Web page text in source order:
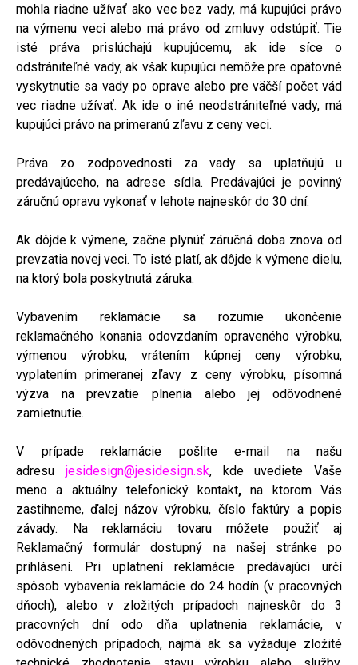
mohla riadne užívať ako vec bez vady, má kupujúci právo
na výmenu veci alebo má právo od zmluvy odstúpiť. Tie
isté práva prislúchajú kupujúcemu, ak ide síce o
odstrániteľné vady, ak však kupujúci nemôže pre opätovné
vyskytnutie sa vady po oprave alebo pre väčší počet vád
vec riadne užívať. Ak ide o iné neodstrániteľné vady, má
kupujúci právo na primeranú zľavu z ceny veci.
Práva zo zodpovednosti za vady sa uplatňujú u
predávajúceho, na adrese sídla. Predávajúci je povinný
záručnú opravu vykonať v lehote najneskôr do 30 dní.
Ak dôjde k výmene, začne plynúť záručná doba znova od
prevzatia novej veci. To isté platí, ak dôjde k výmene dielu,
na ktorý bola poskytnutá záruka.
Vybavením reklamácie sa rozumie ukončenie
reklamačného konania odovzdaním opraveného výrobku,
výmenou výrobku, vrátením kúpnej ceny výrobku,
vyplatením primeranej zľavy z ceny výrobku, písomná
výzva na prevzatie plnenia alebo jej odôvodnené
zamietnutie.
V prípade reklamácie pošlite e-mail na našu
adresu jesidesign@jesidesign.sk, kde uvediete Vaše
meno a aktuálny telefonický kontakt,na ktorom Vás
zastihneme, ďalej názov výrobku, číslo faktúry a popis
závady. Na reklamáciu tovaru môžete použiť aj
Reklamačný formulár dostupný na našej stránke po
prihlásení. Pri uplatnení reklamácie predávajúci určí
spôsob vybavenia reklamácie do 24 hodín (v pracovných
dňoch), alebo v zložitých prípadoch najneskôr do 3
pracovných dní odo dňa uplatnenia reklamácie, v
odôvodnených prípadoch, najmä ak sa vyžaduje zložité